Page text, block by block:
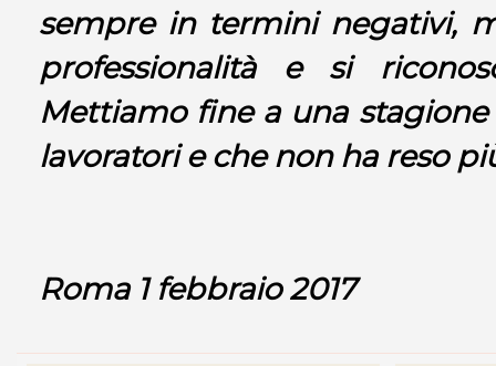
sempre in termini negativi,
professionalità e si
Mettiamo fine a una
lavoratori e che non ha reso
Roma 1 febbraio 2017